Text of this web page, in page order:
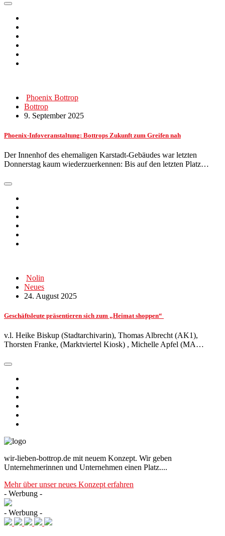
Phoenix Bottrop
Bottrop
9. September 2025
Phoenix-Infoveranstaltung: Bottrops Zukunft zum Greifen nah
Der Innenhof des ehemaligen Karstadt-Gebäudes war letzten
Donnerstag kaum wiederzuerkennen: Bis auf den letzten Platz…
Nolin
Neues
24. August 2025
Geschäftsleute präsentieren sich zum „Heimat shoppen“
v.l. Heike Biskup (Stadtarchivarin), Thomas Albrecht (AK1),
Thorsten Franke, (Marktviertel Kiosk) , Michelle Apfel (MA…
wir-lieben-bottrop.de mit neuem Konzept. Wir geben
Unternehmerinnen und Unternehmen einen Platz....
Mehr über unser neues Konzept erfahren
- Werbung -
- Werbung -